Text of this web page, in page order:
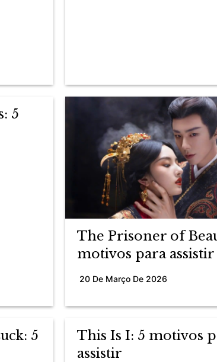
5
The Prisoner of
motivos para assistir
20 De Março De 2026
5
This Is I: 5 motivos
assistir